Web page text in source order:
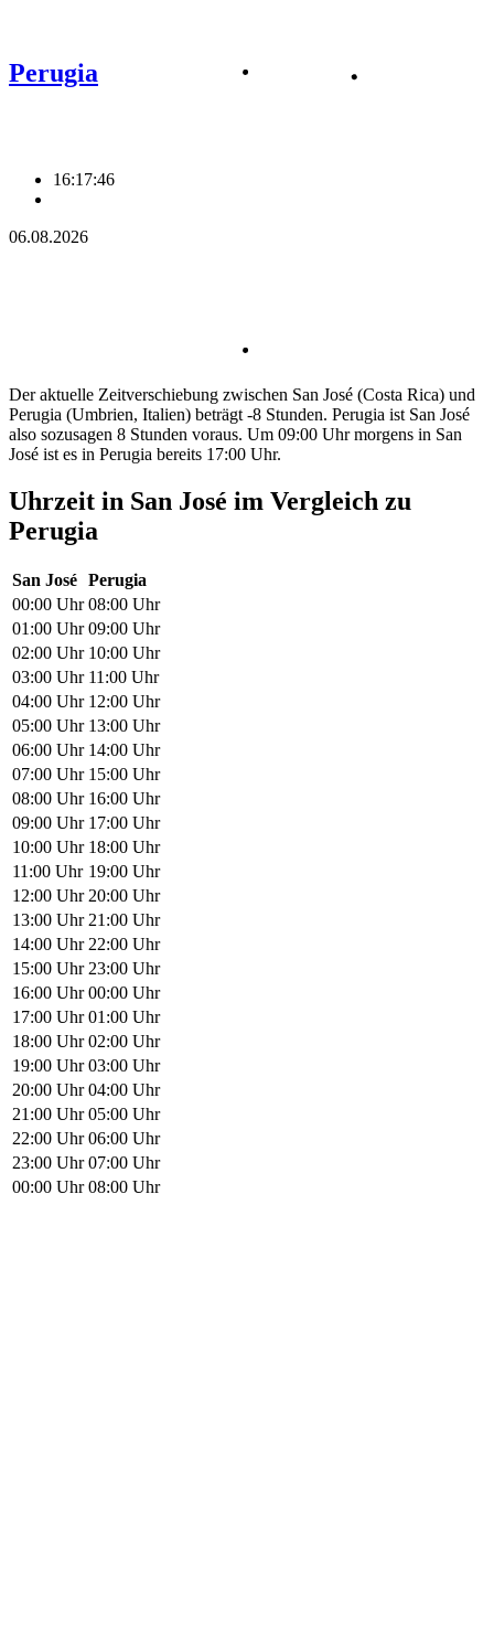
Perugia
16:17:46
06.08.2026
Der aktuelle Zeitverschiebung zwischen San José (Costa Rica) und
Perugia (Umbrien, Italien) beträgt -8 Stunden. Perugia ist San José
also sozusagen 8 Stunden voraus. Um 09:00 Uhr morgens in San
José ist es in Perugia bereits 17:00 Uhr.
Uhrzeit in San José im Vergleich zu
Perugia
San José Perugia
00:00 Uhr 08:00 Uhr
01:00 Uhr 09:00 Uhr
02:00 Uhr 10:00 Uhr
03:00 Uhr 11:00 Uhr
04:00 Uhr 12:00 Uhr
05:00 Uhr 13:00 Uhr
06:00 Uhr 14:00 Uhr
07:00 Uhr 15:00 Uhr
08:00 Uhr 16:00 Uhr
09:00 Uhr 17:00 Uhr
10:00 Uhr 18:00 Uhr
11:00 Uhr 19:00 Uhr
12:00 Uhr 20:00 Uhr
13:00 Uhr 21:00 Uhr
14:00 Uhr 22:00 Uhr
15:00 Uhr 23:00 Uhr
16:00 Uhr 00:00 Uhr
17:00 Uhr 01:00 Uhr
18:00 Uhr 02:00 Uhr
19:00 Uhr 03:00 Uhr
20:00 Uhr 04:00 Uhr
21:00 Uhr 05:00 Uhr
22:00 Uhr 06:00 Uhr
23:00 Uhr 07:00 Uhr
00:00 Uhr 08:00 Uhr